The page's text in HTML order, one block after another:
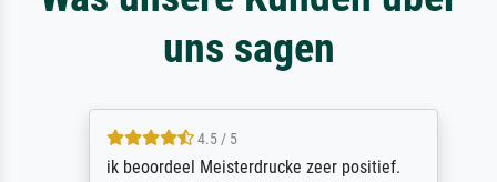
uns sagen
4.5 / 5
ik beoordeel Meisterdrucke zeer positief.